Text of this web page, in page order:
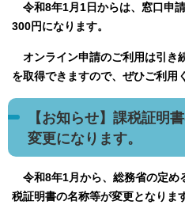
令和8年1月1日からは、窓口申
300円になります。
オンライン申請のご利用は引き
を取得できますので、ぜひご利用
【お知らせ】課税証明
変更になります。
令和8年1月から、総務省の定め
税証明書の名称等が変更となりま